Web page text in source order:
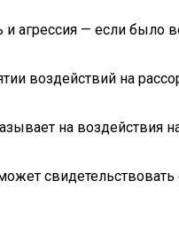
и агрессия — если было
воздействий на
на воздействия